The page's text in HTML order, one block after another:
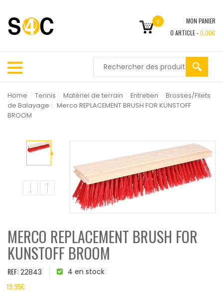
0
MON PANIER
0 ARTICLE -0,00€
Home Tennis Matériel de terrain Entretien
Brosses/Filets
de Balayage
Merco REPLACEMENT BRUSH FOR KUNSTOFF
BROOM
MERCO REPLACEMENT BRUSH FOR
KUNSTOFF BROOM
REF: 22843 4 en stock
19,95€